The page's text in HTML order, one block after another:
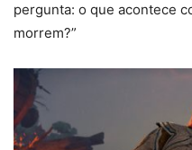
pergunta: o que acontece
morrem?”